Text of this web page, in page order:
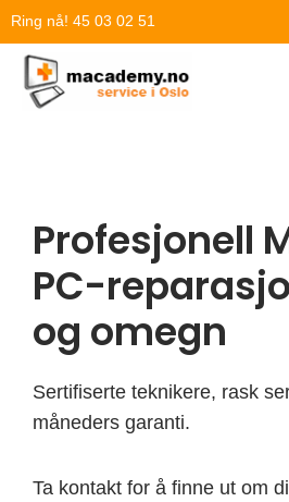
Hopp
innholdet
Ring nå! 45 03 02 51
Profesjonell
PC-
og omegn
Sertifiserte teknikere, rask
måneders garanti.
Ta kontakt for å finne ut om